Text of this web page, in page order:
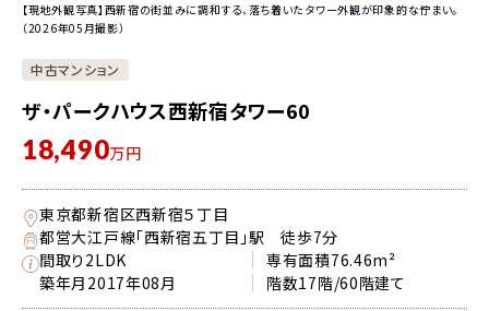
【現地外観写真】西新宿の街並みに調和する、落ち着いたタワー外観が印象的な佇まい。
（2026年05月撮影）
中古マンション
ザ・パークハウス西新宿タワー60
18,490万円
東京都新宿区西新宿５丁目
都営大江戸線「西新宿五丁目」駅 徒歩7分
間取り 2LDK 専有面積76.46m²
築年月 2017年08月 階数17階/60階建て